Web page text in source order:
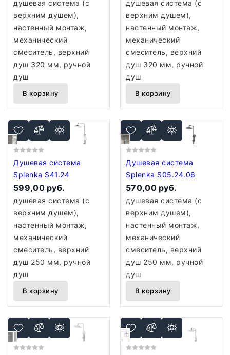
душевая система (с
верхним душем),
настенный монтаж,
механический
смеситель, верхний
душ 320 мм, ручной
душ
В корзину
душевая система (с
верхним душем),
настенный монтаж,
механический
смеситель, верхний
душ 320 мм, ручной
душ
В корзину
Душевая система
Splenka S41.24
599,00 руб.
душевая система (с
верхним душем),
настенный монтаж,
механический
смеситель, верхний
душ 250 мм, ручной
душ
В корзину
Душевая система
Splenka S05.24.06
570,00 руб.
душевая система (с
верхним душем),
настенный монтаж,
механический
смеситель, верхний
душ 250 мм, ручной
душ
В корзину